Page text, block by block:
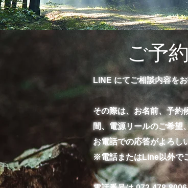
ご予
LINE にてご相談内容を
その際は、お名前、予約
間、電源リールのご希望
お電話での応答がよろし
​※電話またはLine以外で